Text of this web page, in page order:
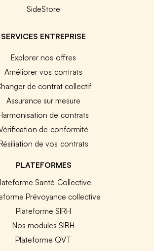
SideStore
SERVICES ENTREPRISE
Explorer nos offres
Améliorer vos contrats
de contrat collectif
Assurance sur mesure
de contrats
de conformité
de vos contrats
PLATEFORMES
Santé Collective
Prévoyance collective
Plateforme SIRH
Nos modules SIRH
Plateforme QVT